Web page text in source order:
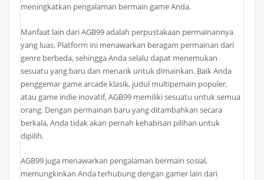
meningkatkan pengalaman bermain game Anda.
Manfaat lain dari AGB99 adalah perpustakaan permainannya
yang luas. Platform ini menawarkan beragam permainan dari
genre berbeda, sehingga Anda selalu dapat menemukan
sesuatu yang baru dan menarik untuk dimainkan. Baik Anda
penggemar game arcade klasik, judul multipemain populer,
atau game indie inovatif, AGB99 memiliki sesuatu untuk semua
orang. Dengan permainan baru yang ditambahkan secara
berkala, Anda tidak akan pernah kehabisan pilihan untuk
dipilih.
AGB99 juga menawarkan pengalaman bermain sosial,
memungkinkan Anda terhubung dengan gamer lain dari